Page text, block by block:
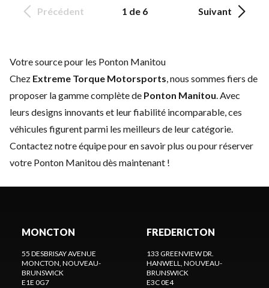
Précédent 1 de 6 Suivant
Votre source pour les Ponton Manitou
Chez Extreme Torque Motorsports, nous sommes fiers de
proposer la gamme complète de Ponton Manitou. Avec
leurs designs innovants et leur fiabilité incomparable, ces
véhicules figurent parmi les meilleurs de leur catégorie.
Contactez notre équipepour en savoir plus ou pour réserver
votre Ponton Manitou dès maintenant !
MONCTON
55 DESBRISAY AVENUE
MONCTON, NOUVEAU-
BRUNSWICK
E1E 0G7
FREDERICTON
133 GREENVIEW DR.
HANWELL, NOUVEAU-
BRUNSWICK
E3C 0E4